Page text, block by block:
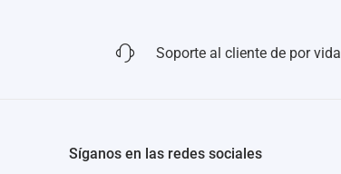
Soporte al cliente de por vida
Síganos en las redes sociales